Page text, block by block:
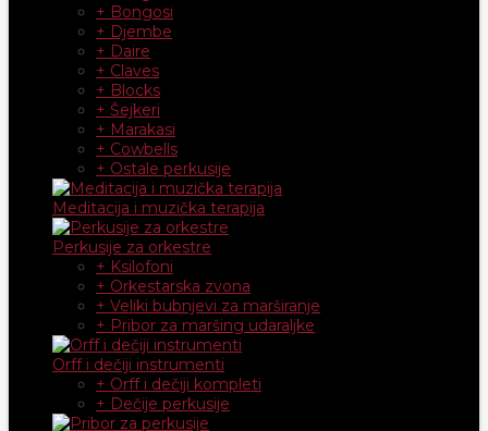
+ Bongosi
+ Djembe
+ Daire
+ Claves
+ Blocks
+ Šejkeri
+ Marakasi
+ Cowbells
+ Ostale perkusije
Meditacija i muzička terapija
Perkusije za orkestre
+ Ksilofoni
+ Orkestarska zvona
+ Veliki bubnjevi za marširanje
+ Pribor za maršing udaraljke
Orff i dečiji instrumenti
+ Orff i dečiji kompleti
+ Dečije perkusije